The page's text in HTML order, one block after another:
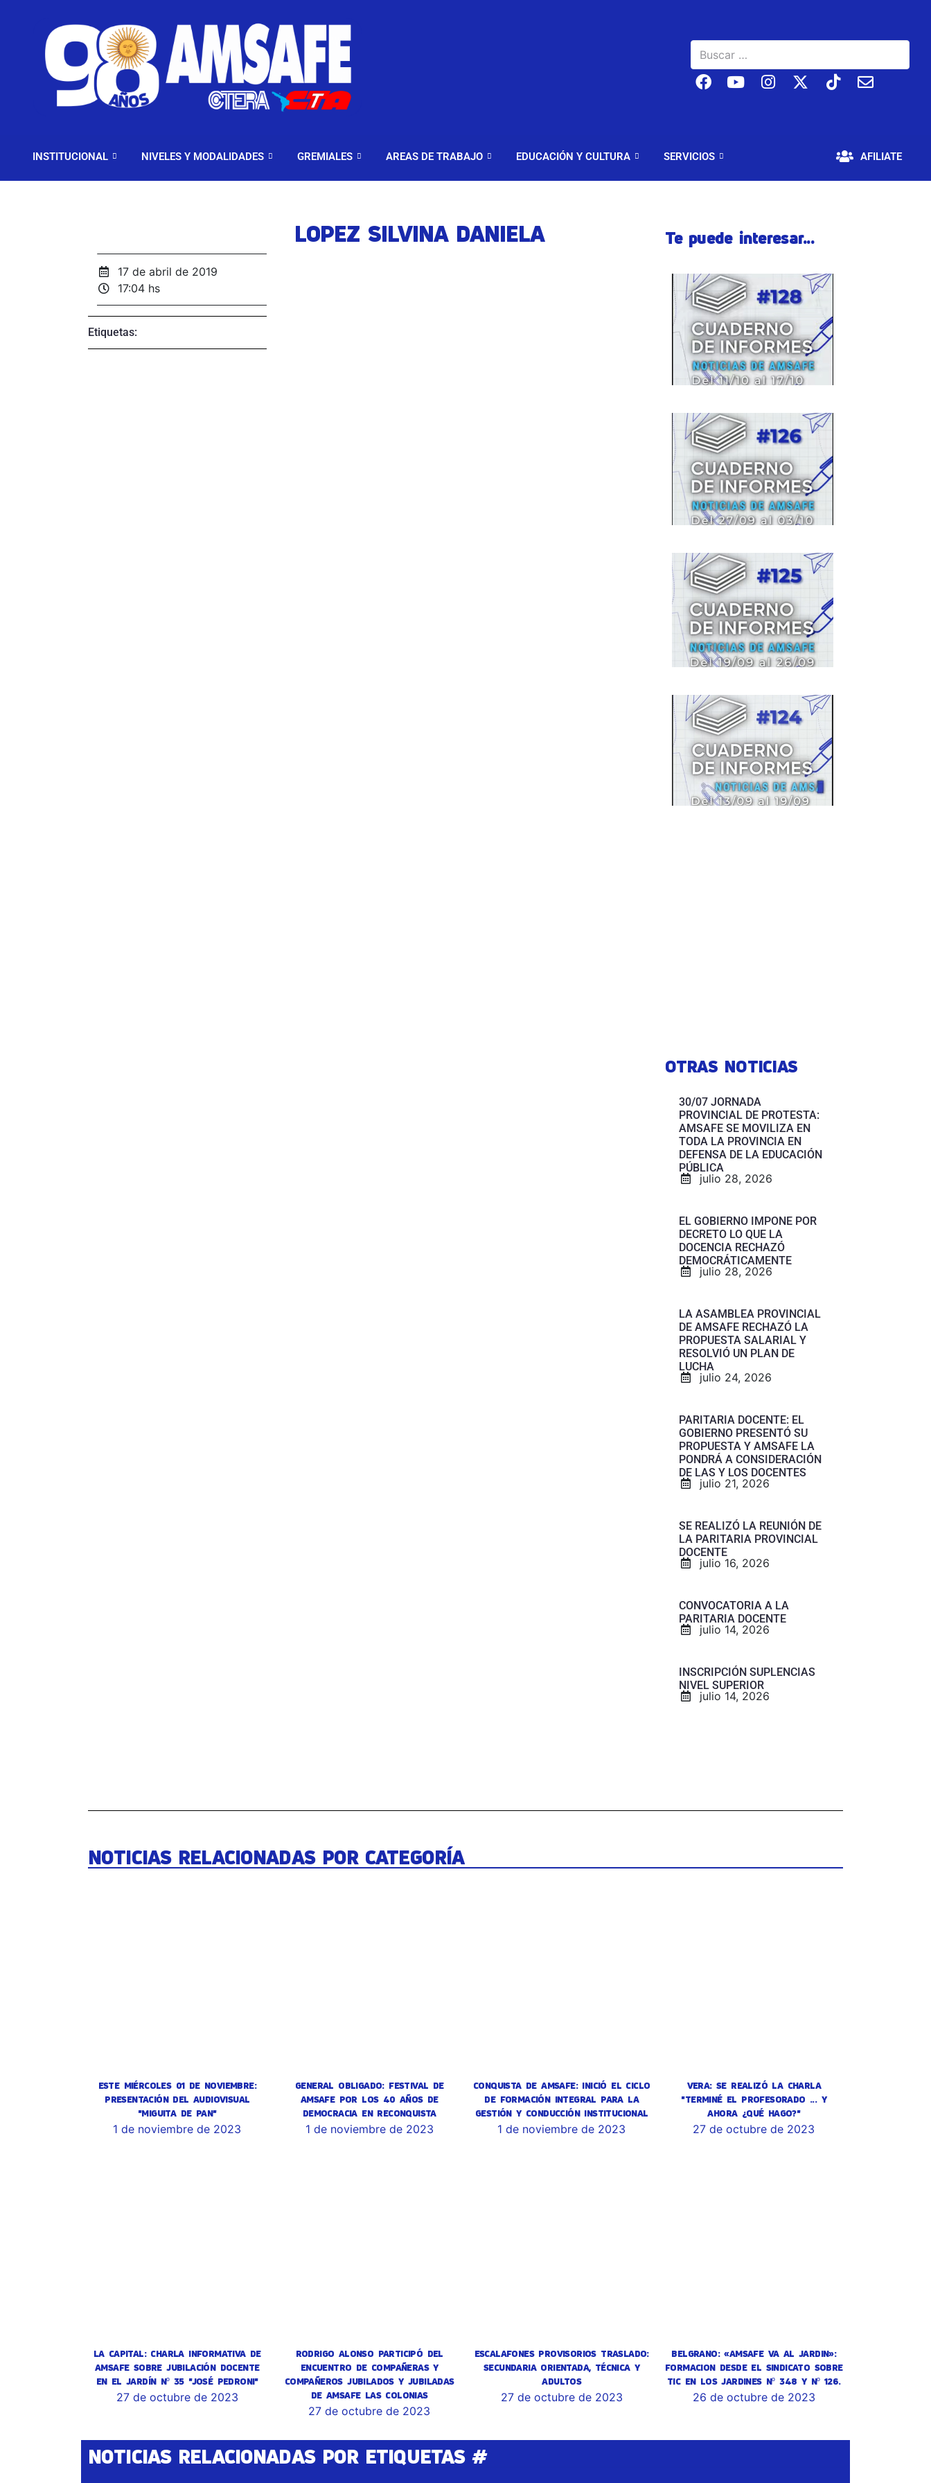
INSTITUCIONAL NIVELES Y MODALIDADES GREMIALES AREAS DE TRABAJO EDUCACIÓN Y CULTURA SERVICIOS AFILIATE
INSTITUCIONAL NIVELES Y MODALIDADES GREMIALES AREAS DE TRABAJO EDUCACIÓN Y CULTURA SERVICIOS
17 de abril de 2019
17:04 hs
Etiquetas:
LOPEZ SILVINA DANIELA Te puede interesar...
OTRAS NOTICIAS
30/07 JORNADA
PROVINCIAL DE PROTESTA:
AMSAFE SE MOVILIZA EN
TODA LA PROVINCIA EN
DEFENSA DE LA EDUCACIÓN
PÚBLICA
julio 28, 2026
EL GOBIERNO IMPONE POR
DECRETO LO QUE LA
DOCENCIA RECHAZÓ
DEMOCRÁTICAMENTE
julio 28, 2026
LA ASAMBLEA PROVINCIAL
DE AMSAFE RECHAZÓ LA
PROPUESTA SALARIAL Y
RESOLVIÓ UN PLAN DE
LUCHA
julio 24, 2026
PARITARIA DOCENTE: EL
GOBIERNO PRESENTÓ SU
PROPUESTA Y AMSAFE LA
PONDRÁ A CONSIDERACIÓN
DE LAS Y LOS DOCENTES
julio 21, 2026
SE REALIZÓ LA REUNIÓN DE
LA PARITARIA PROVINCIAL
DOCENTE
julio 16, 2026
CONVOCATORIA A LA
PARITARIA DOCENTE
julio 14, 2026
INSCRIPCIÓN SUPLENCIAS
NIVEL SUPERIOR
julio 14, 2026
NOTICIAS RELACIONADAS POR CATEGORÍA
ESTE MIÉRCOLES 01 DE NOVIEMBRE:
PRESENTACIÓN DEL AUDIOVISUAL
"MIGUITA DE PAN"
1 de noviembre de 2023
GENERAL OBLIGADO: FESTIVAL DE
AMSAFE POR LOS 40 AÑOS DE
DEMOCRACIA EN RECONQUISTA
1 de noviembre de 2023
CONQUISTA DE AMSAFE: INICIÓ EL CICLO
DE FORMACIÓN INTEGRAL PARA LA
GESTIÓN Y CONDUCCIÓN INSTITUCIONAL
1 de noviembre de 2023
VERA: SE REALIZÓ LA CHARLA
"TERMINÉ EL PROFESORADO ... Y
AHORA ¿QUÉ HAGO?"
27 de octubre de 2023
LA CAPITAL: CHARLA INFORMATIVA DE
AMSAFE SOBRE JUBILACIÓN DOCENTE
EN EL JARDÍN Nº 35 "JOSÉ PEDRONI"
27 de octubre de 2023
RODRIGO ALONSO PARTICIPÓ DEL
ENCUENTRO DE COMPAÑERAS Y
COMPAÑEROS JUBILADOS Y JUBILADAS
DE AMSAFE LAS COLONIAS
27 de octubre de 2023
ESCALAFONES PROVISORIOS TRASLADO:
SECUNDARIA ORIENTADA, TÉCNICA Y
ADULTOS
27 de octubre de 2023
BELGRANO: «AMSAFE VA AL JARDIN»:
FORMACION DESDE EL SINDICATO SOBRE
TIC EN LOS JARDINES Nº 348 Y Nº 126.
26 de octubre de 2023
NOTICIAS RELACIONADAS POR ETIQUETAS #